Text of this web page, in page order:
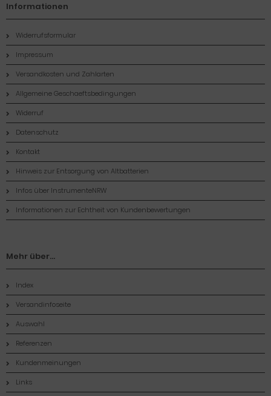
Informationen
Widerrufsformular
Impressum
Versandkosten und Zahlarten
Allgemeine Geschaeftsbedingungen
Widerruf
Datenschutz
Kontakt
Hinweis zur Entsorgung von Altbatterien
Infos über InstrumenteNRW
Informationen zur Echtheit von Kundenbewertungen
Mehr über...
Index
Versandinfoseite
Auswahl
Referenzen
Kundenmeinungen
Links